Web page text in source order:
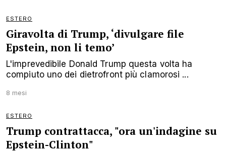
ESTERO
Giravolta di Trump, ‘divulgare file
Epstein, non li temo’
L'imprevedibile Donald Trump questa volta ha
compiuto uno dei dietrofront più clamorosi ...
8 mesi
ESTERO
Trump contrattacca, "ora un'indagine su
Epstein-Clinton"